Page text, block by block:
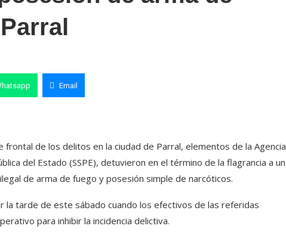
Email
de los delitos en la ciudad de Parral, elementos de la Agencia
del Estado (SSPE), detuvieron en el término de la flagrancia a un
de arma de fuego y posesión simple de narcóticos.
la tarde de este sábado cuando los efectivos de las referidas
para inhibir la incidencia delictiva.